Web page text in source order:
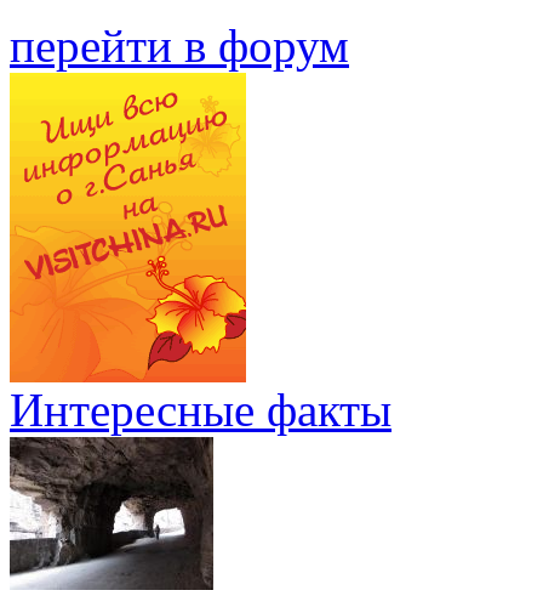
перейти в форум
Интересные факты